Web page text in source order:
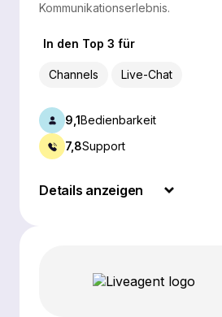
Kommunikationserlebnis.
In den Top 3 für
Channels Live-Chat
9,1Bedienbarkeit
7,8Support
Details anzeigen